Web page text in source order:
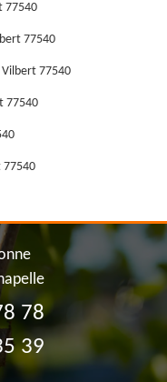
77540
77540
Vilbert 77540
77540
77540
78
39